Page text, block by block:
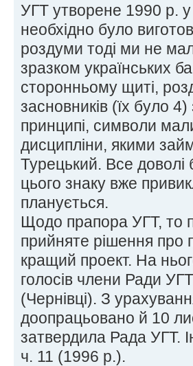
УГТ утворене 1990 р. у
необхідно було
роздуми тоді ми не
зразком українських
сторонньому щиті,
засновників (їх було
принципі, символи
дисципліни, якими
Турецький. Все
цього знаку вже
планується.
Щодо прапора УГТ, то
прийняте рішення про
кращий проект. На
голосів члени Ради
(Чернівці). З
доопрацьовано й 10
затвердила Рада УГТ.
ч. 11 (1996 р.).